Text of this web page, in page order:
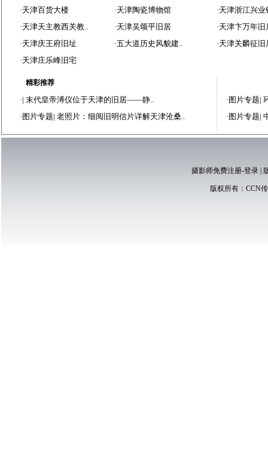
·天津百货大楼
·天津天主教西关教..
·天津庆王府旧址
·天津庄乐峰旧宅
·天津陶瓷博物馆
·天津吴颂平旧居
·五大道历史风貌建..
·天津浙江兴业
·天津卞万年旧
·天津关麟征旧
精彩推荐
·| 末代皇帝溥仪位于天津的旧居——静..
· 图片专题| 老照片：细阅旧明信片详解天津沧桑..
· 图片专题|
· 图片专题|
摄影师免费注册-登录|
版权所有： CCN